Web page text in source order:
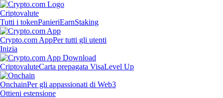
Criptovalute
Tutti i tokenPanieriEarnStaking
Crypto.com AppPer tutti gli utenti
Inizia
CriptovaluteCarta prepagata VisaLevel Up
OnchainPer gli appassionati di Web3
Ottieni estensione